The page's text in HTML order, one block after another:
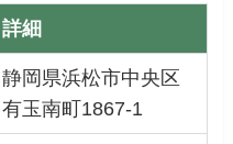
詳細
静岡県浜松市中央区
有玉南町1867-1